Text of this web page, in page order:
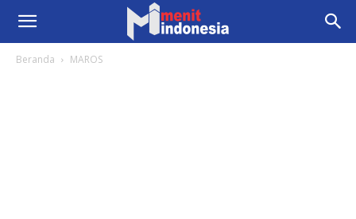
Beranda MAROS